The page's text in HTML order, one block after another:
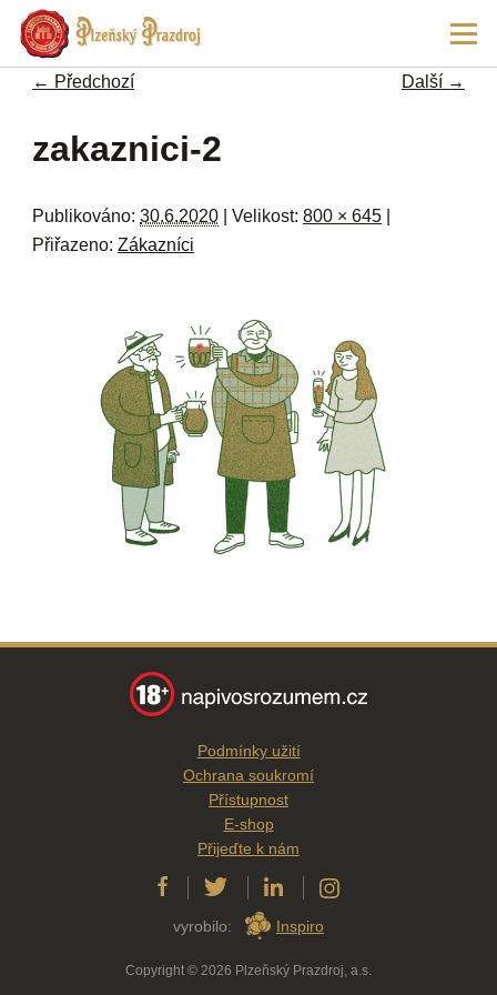
← Předchozí Další →
zakaznici-2
Publikováno:30.6.2020 | Velikost:800 × 645
Přiřazeno:Zákazníci
Podmínky užití
Ochrana soukromí
Přístupnost
E-shop
Přijeďte k nám
vyrobilo: Inspiro
Copyright © 2026 Plzeňský Prazdroj, a.s.